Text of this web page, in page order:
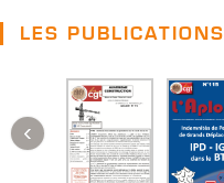
LES PUBLICATIONS
‹